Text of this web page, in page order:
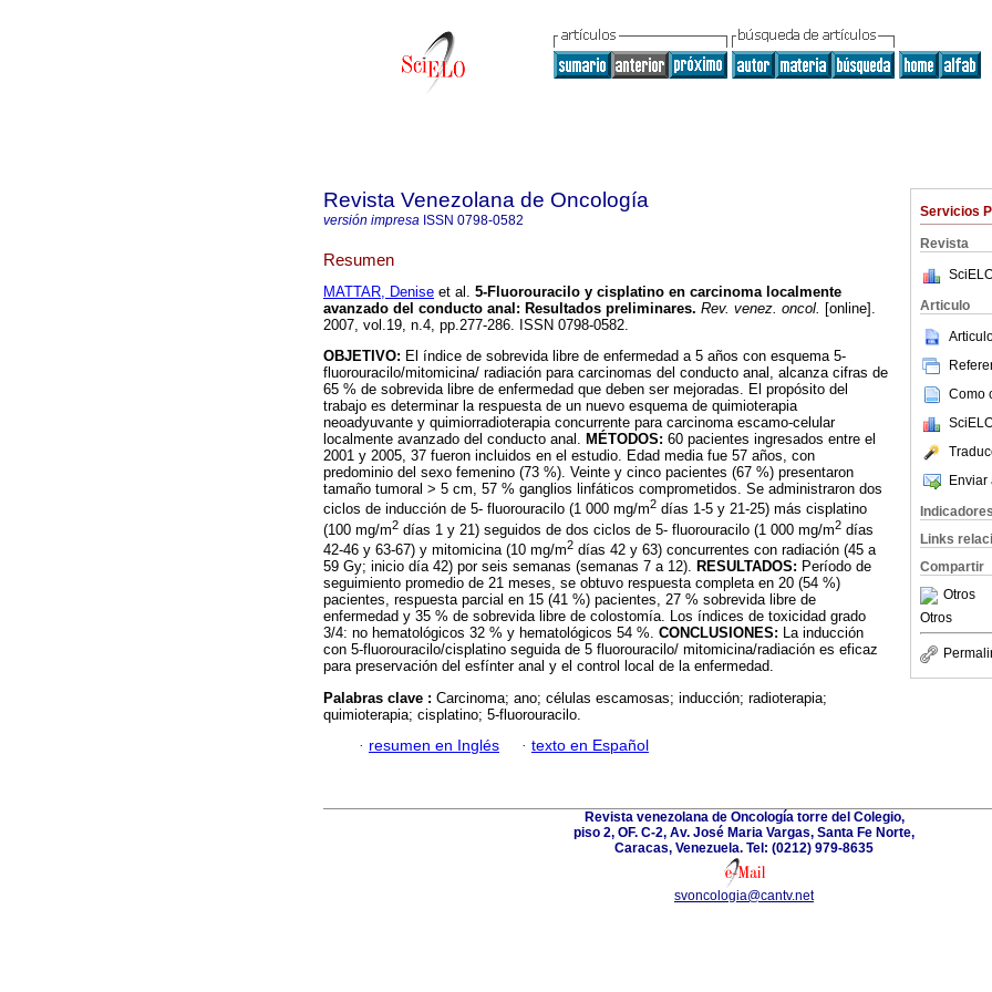
Servicios
Revista
Articulo
Como
Enviar
Indicadores
Links
Compartir
Otros
Otros
Revista Venezolana de Oncología
versión impresa ISSN 0798-0582
Resumen
MATTAR, Denise et al. 5-Fluorouracilo y cisplatino en carcinoma localmente
avanzado del conducto anal : Resultados preliminares. Rev. venez. oncol. [online].
2007, vol.19, n.4, pp.277-286. ISSN 0798-0582.
OBJETIVO: El índice de sobrevida libre de enfermedad a 5 años con esquema 5-
fluorouracilo/mitomicina/ radiación para carcinomas del conducto anal, alcanza cifras de
65 % de sobrevida libre de enfermedad que deben ser mejoradas. El propósito del
trabajo es determinar la respuesta de un nuevo esquema de quimioterapia
neoadyuvante y quimiorradioterapia concurrente para carcinoma escamo-celular
localmente avanzado del conducto anal. MÉTODOS: 60 pacientes ingresados entre el
2001 y 2005, 37 fueron incluidos en el estudio. Edad media fue 57 años, con
predominio del sexo femenino (73 %). Veinte y cinco pacientes (67 %) presentaron
tamaño tumoral > 5 cm, 57 % ganglios linfáticos comprometidos. Se administraron dos
ciclos de inducción de 5- fluorouracilo (1 000 mg/m2 días 1-5 y 21-25) más cisplatino
(100 mg/m2 días 1 y 21) seguidos de dos ciclos de 5- fluorouracilo (1 000 mg/m2 días
42-46 y 63-67) y mitomicina (10 mg/m2 días 42 y 63) concurrentes con radiación (45 a
59 Gy; inicio día 42) por seis semanas (semanas 7 a 12). RESULTADOS: Período de
seguimiento promedio de 21 meses, se obtuvo respuesta completa en 20 (54 %)
pacientes, respuesta parcial en 15 (41 %) pacientes, 27 % sobrevida libre de
enfermedad y 35 % de sobrevida libre de colostomía. Los índices de toxicidad grado
3/4: no hematológicos 32 % y hematológicos 54 %. CONCLUSIONES: La inducción
con 5-fluorouracilo/cisplatino seguida de 5 fluorouracilo/ mitomicina/radiación es eficaz
para preservación del esfínter anal y el control local de la enfermedad.
Palabras clave : Carcinoma; ano; células escamosas; inducción; radioterapia;
quimioterapia; cisplatino; 5-fluorouracilo.
· resumen en Inglés · texto en Español
Revista venezolana de Oncología torre del Colegio,
piso 2, OF. C-2, Av. José Maria Vargas, Santa Fe Norte,
Caracas, Venezuela. Tel: (0212) 979-8635
svoncologia@cantv.net